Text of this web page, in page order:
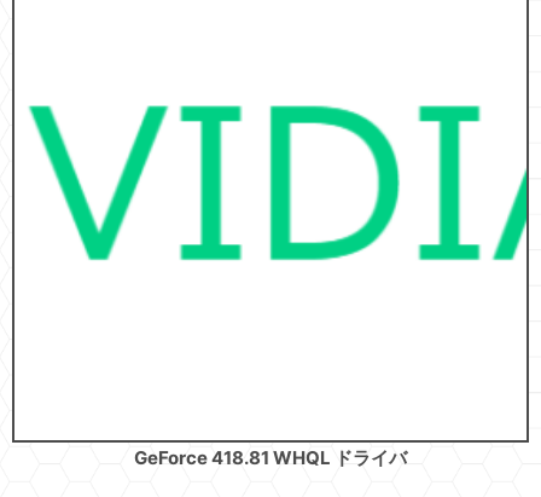
GeForce 418.81 WHQL ドライバ